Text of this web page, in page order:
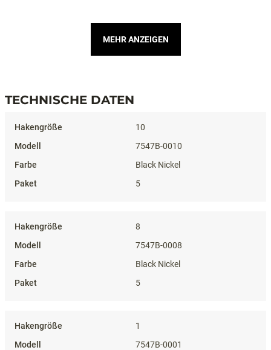
MEHR ANZEIGEN
TECHNISCHE DATEN
10
7547B-0010
Black Nickel
5
8
7547B-0008
Black Nickel
5
1
7547B-0001